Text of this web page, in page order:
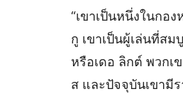
“เขาเป็นหนึ่งในกอ
กู เขาเป็นผู้เล่นที่ส
หรือเดอ ลิกต์ พวกเ
ส และปัจจุบันเขามี